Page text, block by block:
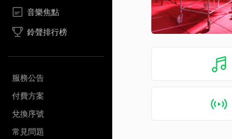
音樂焦點
鈴聲排行榜
服務公告
付費方案
兌換序號
常見問題